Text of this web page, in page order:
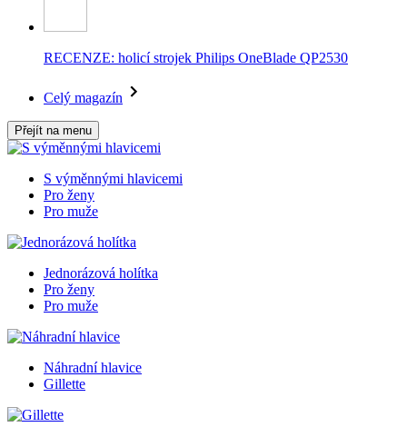
RECENZE: holicí strojek Philips OneBlade QP2530
Celý magazín
Přejít na menu
S výměnnými hlavicemi
Pro ženy
Pro muže
Jednorázová holítka
Pro ženy
Pro muže
Náhradní hlavice
Gillette